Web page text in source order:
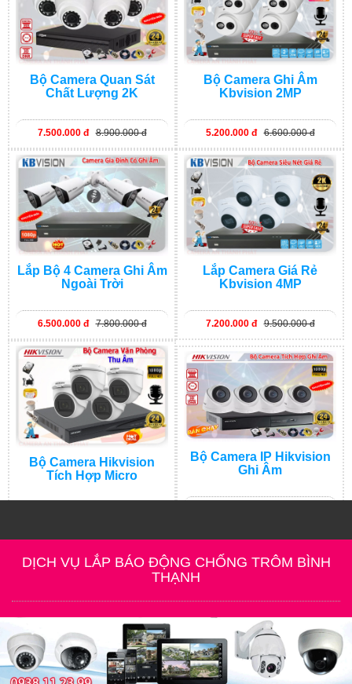
Bộ Camera Quan Sát
Chất Lượng 2K
7.500.000 đ 8.900.000 đ
Bộ Camera Ghi Âm
Kbvision 2MP
5.200.000 đ 6.600.000 đ
Lắp Bộ 4 Camera Ghi Âm
Ngoài Trời
6.500.000 đ 7.800.000 đ
Lắp Camera Giá Rẻ
Kbvision 4MP
7.200.000 đ 9.500.000 đ
Bộ Camera Hikvision
Tích Hợp Micro
Bộ Camera IP Hikvision
Ghi Âm
DỊCH VỤ LẮP BÁO ĐỘNG CHỐNG TRÔM BÌNH
THẠNH